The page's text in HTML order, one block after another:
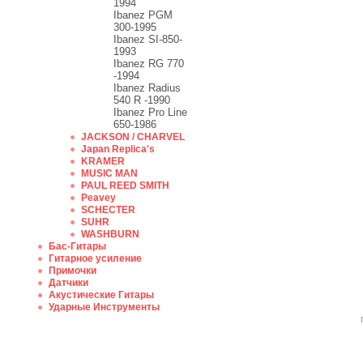
1994
Ibanez PGM
300-1995
Ibanez SI-850-
1993
Ibanez RG 770
-1994
Ibanez Radius
540 R -1990
Ibanez Pro Line
650-1986
JACKSON / CHARVEL
Japan Replica's
KRAMER
MUSIC MAN
PAUL REED SMITH
Peavey
SCHECTER
SUHR
WASHBURN
Бас-Гитары
Гитарное усиление
Примочки
Датчики
Акустические Гитары
Ударные Инструменты